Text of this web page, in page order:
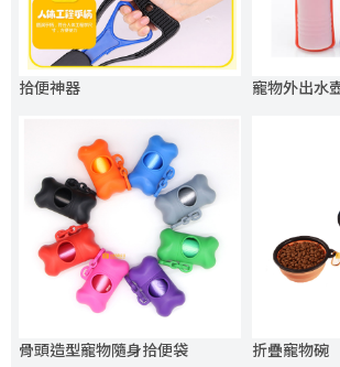
拾便神器 寵物外出水
骨頭造型寵物隨身拾便袋 折疊寵物碗